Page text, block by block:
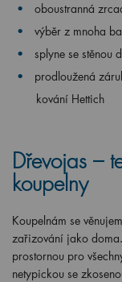
oboustranná
výběr z mnoha
splyne se stěnou
prodloužená
kování Hettich
Dřevojas –
koupelny
Koupelnám se
zařizování jako
prostornou pro
netypickou se